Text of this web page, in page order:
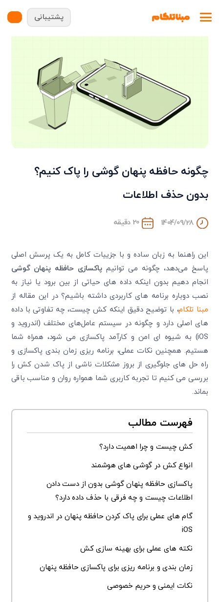
پشتیبانی
چگونه حافظه پنهان گوشی را پاک کنیم؟
بدون حذف اطلاعات
1404/09/28 20 دقیقه
این راهنما به زبان ساده و با جزییات کامل به یک پرسش اصلی
پاسخ می‌دهد، چگونه می ‌توانیمپاکسازی حافظه پنهان گوشی
انجام دهیم بدون اینکه داده‌ های حیاتی از بین برود یا نیاز به
نصب دوباره برنامه های کاربردی داشته باشیم؟ در این مقاله از
مبنا تلکام، با توضیح دقیق اینکه کش چیست، چه تفاوتی با داده
‌های اصلی دارد و چگونه در سیستم‌ عامل‌های مختلف (اندروید و
iOS) به شیوه‌ ای امن و کارآمد پاکسازی می شود، همراه شما
هستیم. همچنین نکات عملی، برنامه ‌ریزی زمان ‌بندی پاکسازی و
راه‌ حل‌ های جلوگیری از بروز مشکلات ناشی از پاک شدن کش را
بررسی می‌ کنیم تا تجربه کاربری شما همواره روان و مناسب باقی
بماند.
فهرست مطالب
کش چیست و چرا اهمیت دارد؟
انواع کش در گوشی‌ های هوشمند
پاکسازی حافظه پنهان گوشی بدون از دست دادن
اطلاعات چیست و چه فرقی با حذف داده دارد؟
گام‌ های عملی برای پاک کردن حافظه پنهان در اندروید و
iOS
نکته‌ های عملی برای بهینه ‌سازی کش
زمان‌ بندی و برنامه‌ ریزی برای پاکسازی حافظه پنهان
نکات ایمنی و حریم خصوصی